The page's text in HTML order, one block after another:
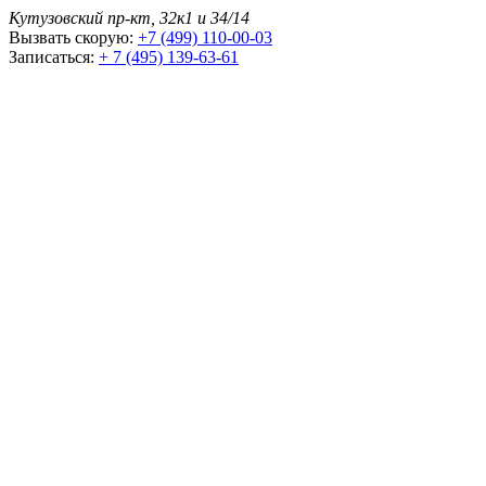
Кутузовский пр-кт, 32к1 и 34/14
Вызвать скорую: +7 (499) 110-00-03
Записаться: + 7 (495) 139-63-61